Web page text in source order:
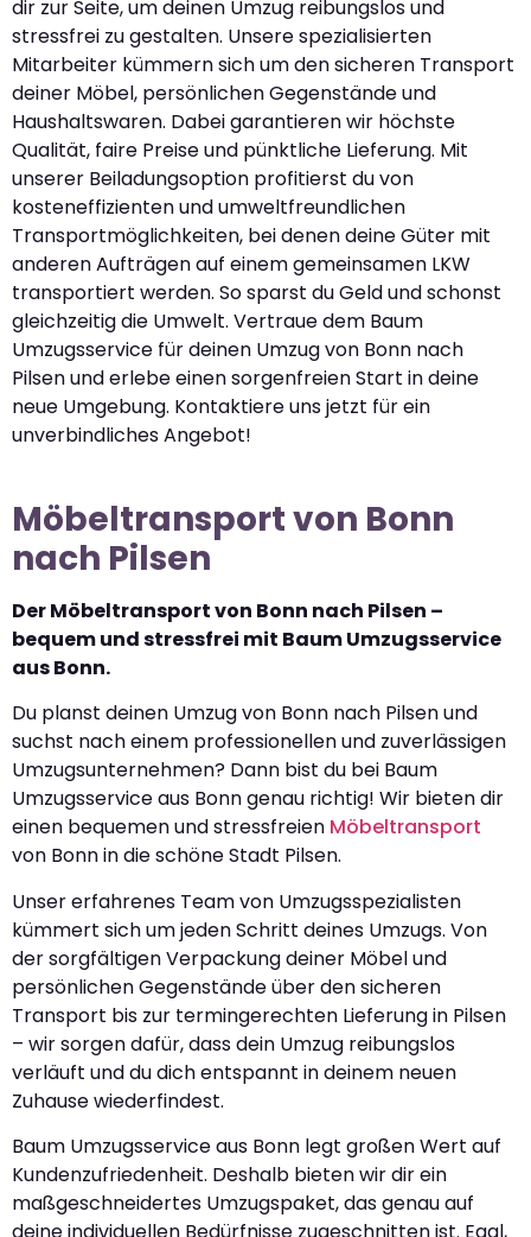
dir zur Seite, um deinen Umzug reibungslos und
stressfrei zu gestalten. Unsere spezialisierten
Mitarbeiter kümmern sich um den sicheren Transport
deiner Möbel, persönlichen Gegenstände und
Haushaltswaren. Dabei garantieren wir höchste
Qualität, faire Preise und pünktliche Lieferung. Mit
unserer Beiladungsoption profitierst du von
kosteneffizienten und umweltfreundlichen
Transportmöglichkeiten, bei denen deine Güter mit
anderen Aufträgen auf einem gemeinsamen LKW
transportiert werden. So sparst du Geld und schonst
gleichzeitig die Umwelt. Vertraue dem Baum
Umzugsservice für deinen Umzug von Bonn nach
Pilsen und erlebe einen sorgenfreien Start in deine
neue Umgebung. Kontaktiere uns jetzt für ein
unverbindliches Angebot!
Möbeltransport von Bonn
nach Pilsen
Der Möbeltransport von Bonn nach Pilsen –
bequem und stressfrei mit Baum Umzugsservice
aus Bonn.
Du planst deinen Umzug von Bonn nach Pilsen und
suchst nach einem professionellen und zuverlässigen
Umzugsunternehmen? Dann bist du bei Baum
Umzugsservice aus Bonn genau richtig! Wir bieten dir
einen bequemen und stressfreien Möbeltransport
von Bonn in die schöne Stadt Pilsen.
Unser erfahrenes Team von Umzugsspezialisten
kümmert sich um jeden Schritt deines Umzugs. Von
der sorgfältigen Verpackung deiner Möbel und
persönlichen Gegenstände über den sicheren
Transport bis zur termingerechten Lieferung in Pilsen
– wir sorgen dafür, dass dein Umzug reibungslos
verläuft und du dich entspannt in deinem neuen
Zuhause wiederfindest.
Baum Umzugsservice aus Bonn legt großen Wert auf
Kundenzufriedenheit. Deshalb bieten wir dir ein
maßgeschneidertes Umzugspaket, das genau auf